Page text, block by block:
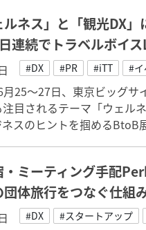
ネス」と「観光DX
連続でトラベルボイ
#DX #PR #iTT #イ
6月25～27日、東京ビッグ
目されるテーマ「ウェル
スのヒントを掴めるBtoB
ミーティング手配
体旅行をつなぐ仕組
#DX #スタートアップ